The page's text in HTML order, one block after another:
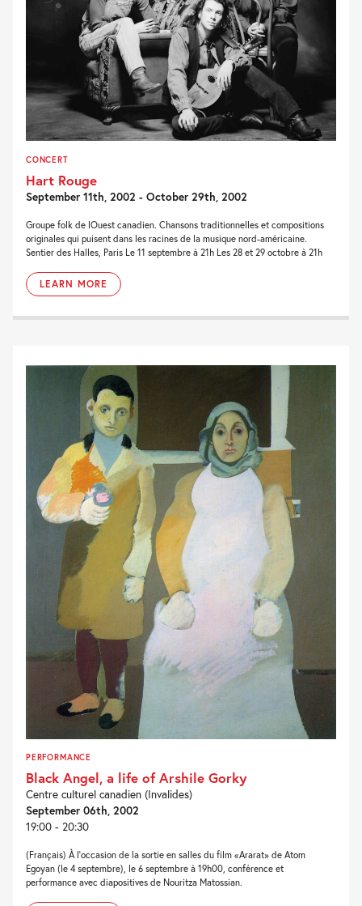
CONCERT
Hart Rouge
September 11th, 2002 - October 29th, 2002
Groupe folk de lOuest canadien. Chansons traditionnelles et compositions
originales qui puisent dans les racines de la musique nord-américaine.
Sentier des Halles, Paris Le 11 septembre à 21h Les 28 et 29 octobre à 21h
LEARN MORE
PERFORMANCE
Black Angel, a life of Arshile Gorky
Centre culturel canadien (Invalides)
September 06th, 2002
19:00 - 20:30
(Français) À l'occasion de la sortie en salles du film «Ararat» de Atom
Egoyan (le 4 septembre), le 6 septembre à 19h00, conférence et
performance avec diapositives de Nouritza Matossian.